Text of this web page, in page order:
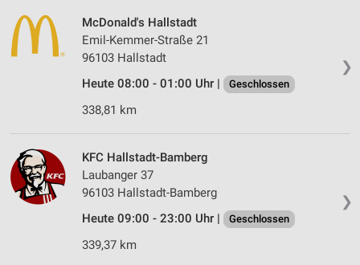
❯
McDonald's Hallstadt
Emil-Kemmer-Straße 21
96103 Hallstadt
Heute 08:00 - 01:00 Uhr |
Geschlossen
338,81 km
❯
KFC Hallstadt-Bamberg
Laubanger 37
96103 Hallstadt-Bamberg
Heute 09:00 - 23:00 Uhr |
Geschlossen
339,37 km